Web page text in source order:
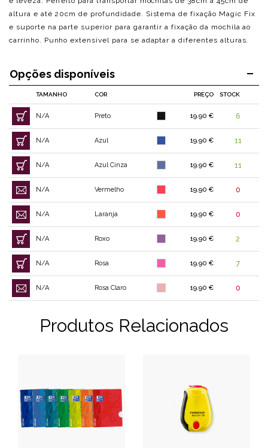
altura e até 20cm de profundidade. Sistema de fixação Magic Fix
e suporte na parte superior para garantir a fixação da mochila ao
carrinho. Punho extensível para se adaptar a diferentes alturas.
Opções disponíveis
TAMANHO COR PREÇO STOCK
N/A Preto 19.90 € 6
N/A Azul 19.90 € 11
N/A Azul Cinza 19.90 € 11
N/A Vermelho 19.90 € 0
N/A Laranja 19.90 € 0
N/A Roxo 19.90 € 2
N/A Rosa 19.90 € 7
N/A Rosa Claro 19.90 € 0
Produtos Relacionados